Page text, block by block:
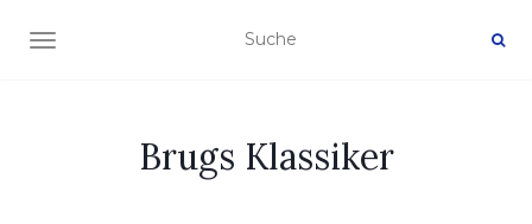
NAVIGATION EIN-/AUSSCHALTEN
Brugs Klassiker